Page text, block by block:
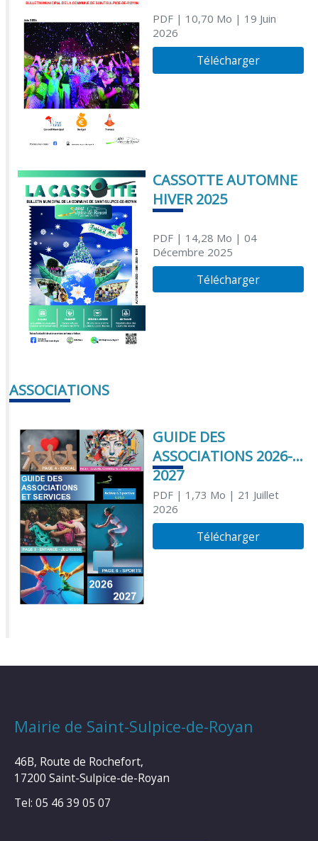
PDF| 10,70 Mo | 19 Juin
2026
Télécharger
CASSOTTE AUTOMNE
HIVER 2025
PDF| 14,28 Mo | 04
Décembre 2025
Télécharger
ASSOCIATIONS
GUIDE DES
ASSOCIATIONS 2026-
2027
PDF| 1,73 Mo | 21 Juillet
2026
Télécharger
Mairie de Saint-Sulpice-de-Royan
46B, Route de Rochefort,
17200 Saint-Sulpice-de-Royan
Tel: 05 46 39 05 07